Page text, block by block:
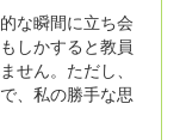
な瞬間に立ち会
しかすると教員
せん。ただし、
、私の勝手な思